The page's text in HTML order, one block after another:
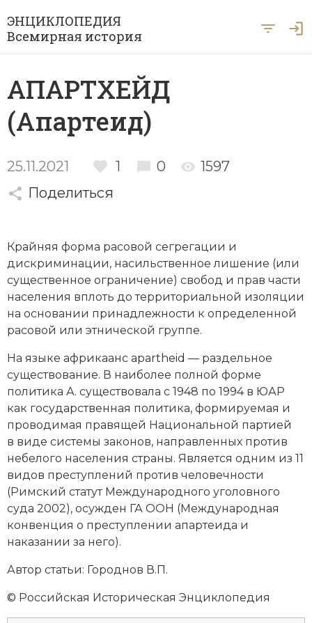
ЭНЦИКЛОПЕДИЯ
Всемирная история
Рубрики
Азия
Археология
Африка
Византия
Военная история
Генеалогия, геральдика
Европа
Империи
Историческая география и топонимика
История материальной и духовной культуры
История международных отношений
История, философия, теория и методология
исторического знания
Итория международных отношений
Латинская Америка
Периоды
Античность
История Древнего мира
История Средних веков
Новая история
Новейшая история
А Б В Г
У Ф Х Ц Ч Ш Щ Ы
Ю Я
АПАРТХЕЙД
(Апартеид)
25.11.2021 1 0
1597
Поделиться
Крайняя форма расовой сегрегации и
дискриминации, насильственное лишение (или
существенное ограничение) свобод и прав части
населения вплоть до территориальной изоляции
на основании принадлежности к определенной
расовой или этнической группе.
На языке африкаанс apartheid — раздельное
существование. В наиболее полной форме
политика А. существовала с 1948 по 1994 в ЮАР
как государственная политика, формируемая и
проводимая правящей Национальной партией
в виде системы законов, направленных против
небелого населения страны. Является одним из 11
видов преступлений против человечности
(Римский статут Международного уголовного
суда 2002), осужден ГА ООН (Международная
конвенция о преступлении апартеида и
наказании за него).
Автор статьи: Городнов В.П.
© Российская Историческая Энциклопедия